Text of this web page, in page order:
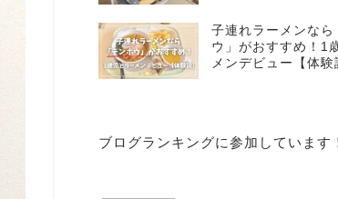
子連れラーメンなら
ウ」がおすすめ！1
メンデビュー【体験
ブログランキングに参加しています